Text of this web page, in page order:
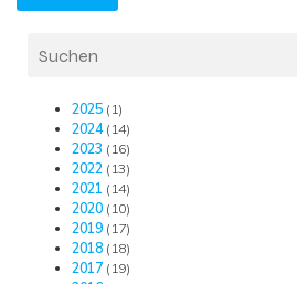
2025 (1)
2024(14)
2023 (16)
2022 (13)
2021 (14)
2020 (10)
2019 (17)
2018 (18)
2017 (19)